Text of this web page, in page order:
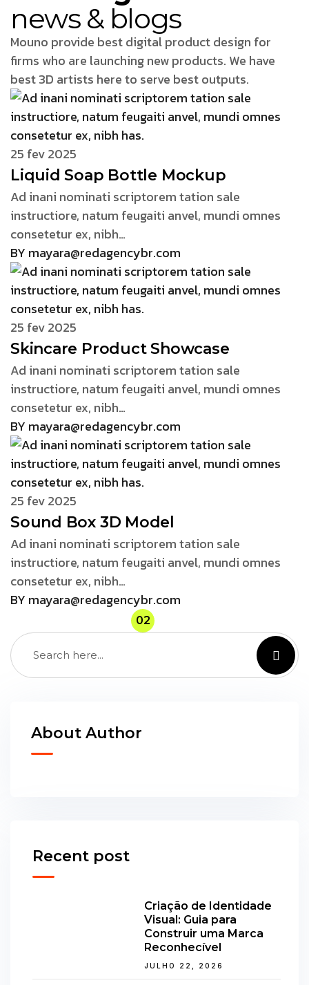
news & blogs
Mouno provide best digital product design for
firms who are launching new products. We have
best 3D artists here to serve best outputs.
25 fev 2025
Liquid Soap Bottle Mockup
Ad inani nominati scriptorem tation sale
instructiore, natum feugaiti anvel, mundi omnes
consetetur ex, nibh…
BY mayara@redagencybr.com
25 fev 2025
Skincare Product Showcase
Ad inani nominati scriptorem tation sale
instructiore, natum feugaiti anvel, mundi omnes
consetetur ex, nibh…
BY mayara@redagencybr.com
25 fev 2025
Sound Box 3D Model
Ad inani nominati scriptorem tation sale
instructiore, natum feugaiti anvel, mundi omnes
consetetur ex, nibh…
BY mayara@redagencybr.com
02
About Author
Recent post
Criação de Identidade
Visual: Guia para
Construir uma Marca
Reconhecível
JULHO 22, 2026